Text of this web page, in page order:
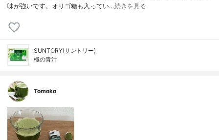
味が強いです。オリゴ糖も入ってい…続きを見る
SUNTORY(サントリー)
極の青汁
Tomoko